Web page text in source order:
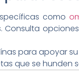
como
Consulta
para apoyar
que se